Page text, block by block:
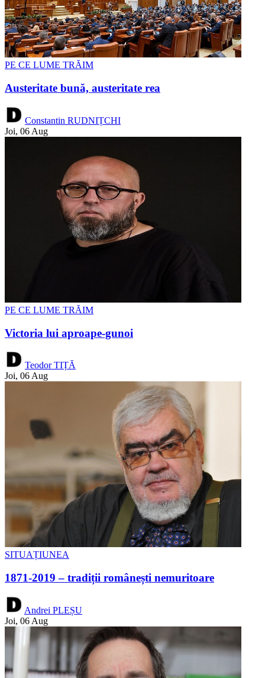
PE CE LUME TRĂIM
Austeritate bună, austeritate rea
Constantin RUDNIȚCHI
Joi, 06 Aug
PE CE LUME TRĂIM
Victoria lui aproape-gunoi
Teodor TIȚĂ
Joi, 06 Aug
SITUAȚIUNEA
1871-2019 – tradiții românești nemuritoare
Andrei PLEȘU
Joi, 06 Aug